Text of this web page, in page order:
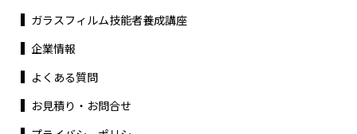
ガラスフィルム技能者養成講座
企業情報
よくある質問
お見積り・お問合せ